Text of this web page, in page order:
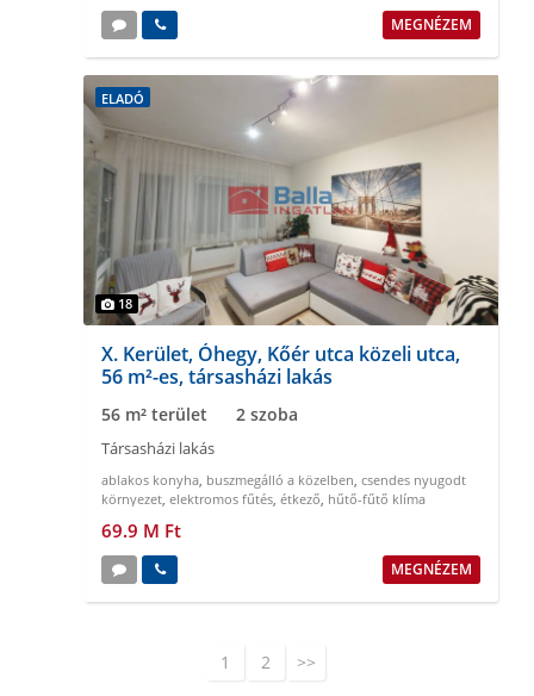
MEGNÉZEM
ELADÓ
18
X. Kerület, Óhegy, Kőér utca közeli utca,
56 m²-es, társasházi lakás
56 m² terület 2 szoba
Társasházi lakás
ablakos konyha, buszmegálló a közelben, csendes nyugodt
környezet, elektromos fűtés, étkező, hűtő-fűtő klíma
69.9 M Ft
MEGNÉZEM
1 2 >>